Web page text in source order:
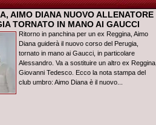
AIMO DIANA NUOVO ALLENATORE
TORNATO IN MANO AI GAUCCI
Ritorno in panchina per un ex Reggina, Aimo
Diana guiderà il nuovo corso del Perugia,
tornato in mano ai Gaucci, in particolare
Alessandro. Va a sostituire un altro ex Reggina,
Giovanni Tedesco. Ecco la nota stampa del
club umbro: Aimo Diana è il nuovo...